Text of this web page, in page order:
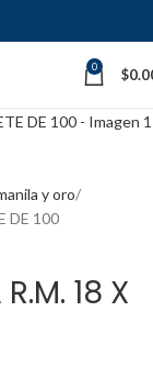
0 $
y oro
DE 100
18 X